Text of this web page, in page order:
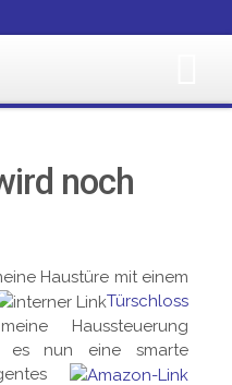
noch
Haustüre mit einem
Türschloss
Haussteuerung
es nun eine smarte